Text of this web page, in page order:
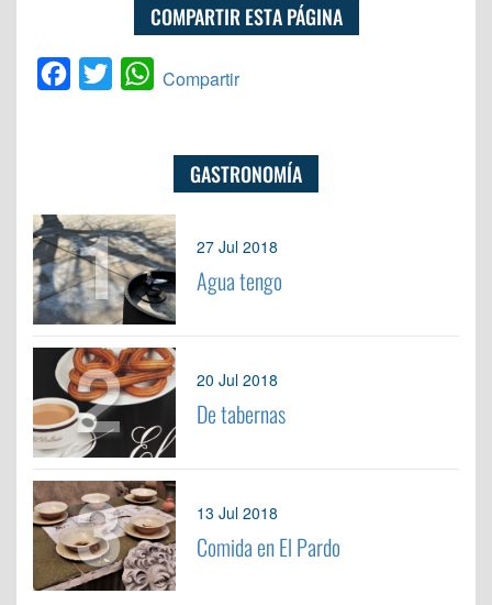
COMPARTIR ESTA PÁGINA
Facebook
Twitter WhatsApp
Compartir
GASTRONOMÍA
1 27 Jul 2018
Agua tengo
2 20 Jul 2018
De tabernas
3 13 Jul 2018
Comida en El Pardo